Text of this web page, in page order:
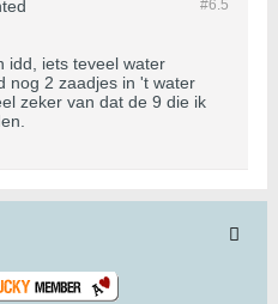
#6.5
idd, iets teveel water
nog 2 zaadjes in 't water
zeker van dat de 9 die ik